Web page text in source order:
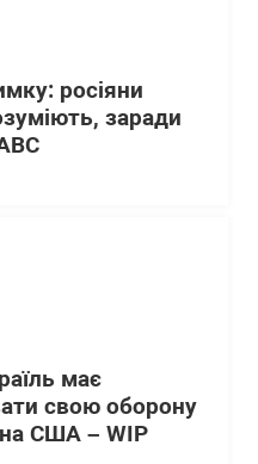
росіяни
заради
має
свою оборону
США – WІP